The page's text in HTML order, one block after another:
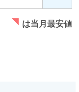
は当月最安値